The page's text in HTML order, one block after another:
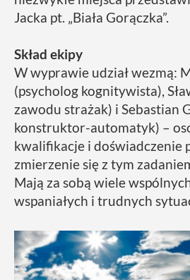
Jacka pt. „Biała Gorączka”.
Skład ekipy
W wyprawie udział wezmą:
(psycholog kognitywista),
zawodu strażak) i Sebastian
konstruktor-automatyk) –
kwalifikacje i doświadczenie
zmierzenie się z tym
Mają za sobą wiele
wspaniałych i trudnych